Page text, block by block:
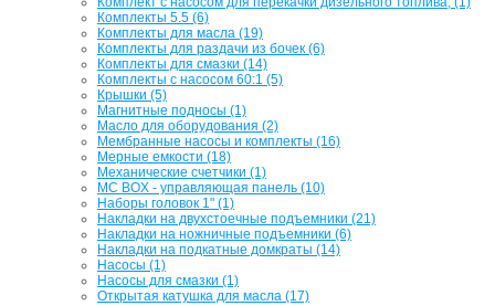
Комплекты 5.5 (6)
Комплекты для масла (19)
Комплекты для раздачи из бочек (6)
Комплекты для смазки (14)
Комплекты с насосом 60:1 (5)
Крышки (5)
Магнитные подносы (1)
Масло для оборудования (2)
Мембранные насосы и комплекты (16)
Мерные емкости (18)
Механические счетчики (1)
МС BOX - управляющая панель (10)
Наборы головок 1" (1)
Накладки на двухстоечные подъемники (21)
Накладки на ножничные подъемники (6)
Накладки на подкатные домкраты (14)
Насосы (1)
Насосы для смазки (1)
Открытая катушка для масла (17)